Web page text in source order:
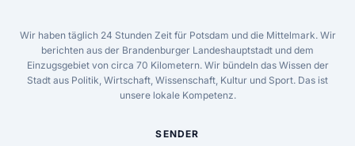
Wir haben täglich 24 Stunden Zeit für Potsdam und die Mittelmark. Wir
berichten aus der Brandenburger Landeshauptstadt und dem
Einzugsgebiet von circa 70 Kilometern. Wir bündeln das Wissen der
Stadt aus Politik, Wirtschaft, Wissenschaft, Kultur und Sport. Das ist
unsere lokale Kompetenz.
SENDER